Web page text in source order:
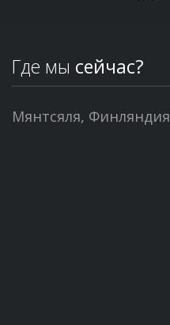
Где мы сейчас?
Мянтсяля, Финляндия